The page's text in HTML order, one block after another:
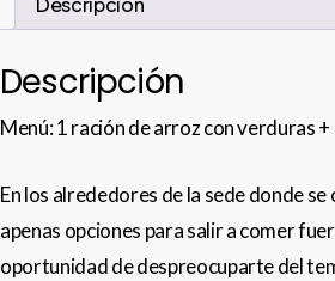
Descripción
Menú: 1 ración de arroz con verduras +
En los alrededores de la sede donde
apenas opciones para salir a comer
oportunidad de despreocuparte del